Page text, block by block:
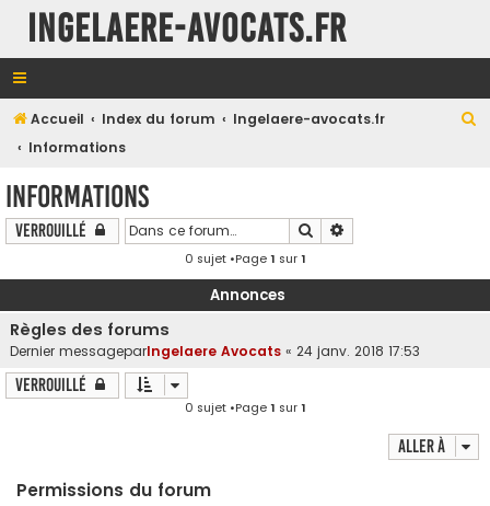
INGELAERE-AVOCATS.FR
Accueil Index du forum
Ingelaere-avocats.fr
Informations
h
Informations
Verrouillé Rechercher
0 sujet •Page1 sur1
Annonces
Règles des forums
Dernier messageparIngelaere Avocats « 24 janv. 2018 17:53
Verrouillé
0 sujet •Page1 sur1
Aller à
Permissions du forum